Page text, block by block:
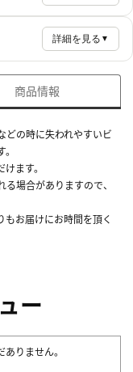
詳細を見る ▼
商品情報
の時に失われやすいビ
ます。
場合がありますので、
お届けにお時間を頂く
ー
りません。